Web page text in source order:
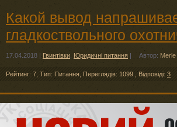
Какой вывод
гладкоствольного
17.04.2018 | Гвинтівки Юридичні питання | Автор:
Рейтинг: 7 Тип: Питання Переглядів: 1099 ,Відповіді: 3